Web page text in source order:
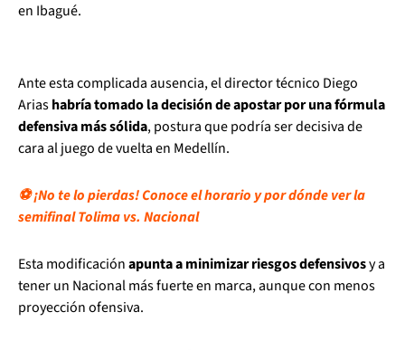
en Ibagué.
Ante esta complicada ausencia, el director técnico Diego
Ariashabría tomado la decisión de apostar por una fórmula
defensiva más sólida, postura que podría ser decisiva de
cara al juego de vuelta en Medellín.
⚽️ ¡No te lo pierdas! Conoce el horario y por dónde ver la
semifinal Tolima vs. Nacional
Esta modificaciónapunta a minimizar riesgos defensivosy a
tener un Nacional más fuerte en marca, aunque con menos
proyección ofensiva.